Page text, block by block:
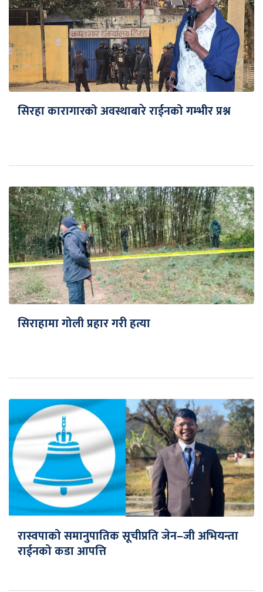
सिरहा कारागारको अवस्थाबारे राईनको गम्भीर प्रश्न
सिराहामा गोली प्रहार गरी हत्या
रास्वपाको समानुपातिक सूचीप्रति जेन–जी अभियन्ता
राईनको कडा आपत्ति